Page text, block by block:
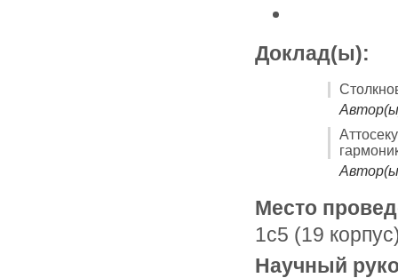
Доклад(ы):
Место
1с5 (19
Научный